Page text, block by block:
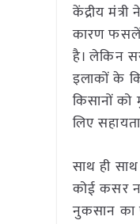
केंद्रीय
कारण फसलें
है। लेकिन
इलाकों के
किसानों
लिए
साथ ही
कोई कसर
नुकसान का